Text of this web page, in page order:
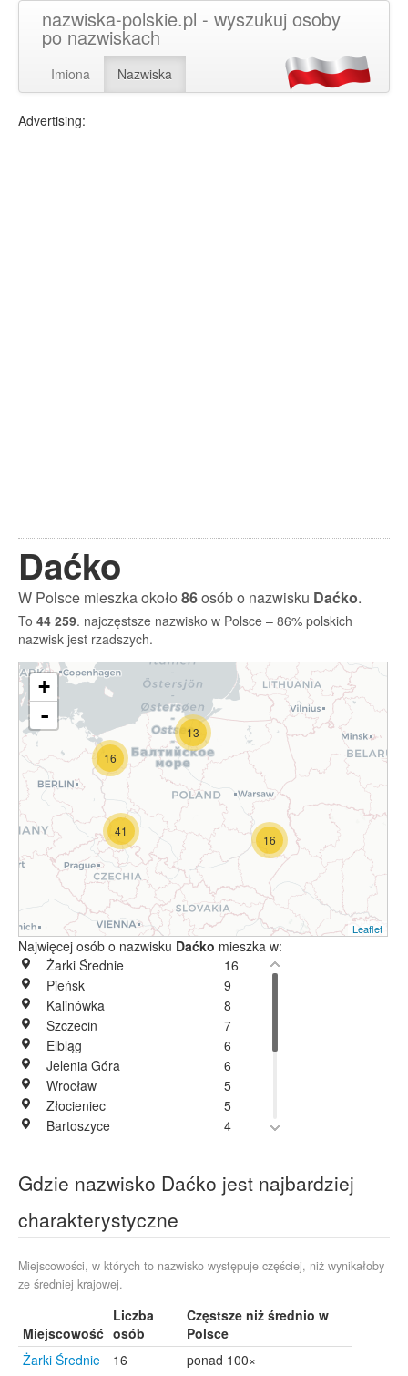
nazwiska-polskie.pl - wyszukuj osoby
po nazwiskach
Imiona Nazwiska
Advertising:
Daćko
W Polsce mieszka około86osób o nazwisku Daćko.
To 44 259. najczęstsze nazwisko w Polsce – 86% polskich
nazwisk jest rzadszych.
16
13
16
41
+
-
Leaflet
Najwięcej osób o nazwisku Daćko mieszka w:
Żarki Średnie
16
Pieńsk
9
Kalinówka
8
Szczecin
7
Elbląg
6
Jelenia Góra
6
Wrocław
5
Złocieniec
5
Bartoszyce
4
Lublin
4
Płaszczyca
Srokowski Dwór
1
Węgliniec
Gdzie nazwisko Daćko jest najbardziej
charakterystyczne
Miejscowości, w których to nazwisko występuje częściej, niż wynikałoby
ze średniej krajowej.
Miejscowość
Liczba
osób
Częstsze niż średnio w
Polsce
Żarki Średnie
16 ponad 100×